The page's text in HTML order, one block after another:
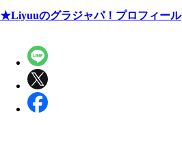
★Liyuuのグラジャパ！プロフィール